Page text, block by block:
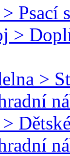
Psací
>
>